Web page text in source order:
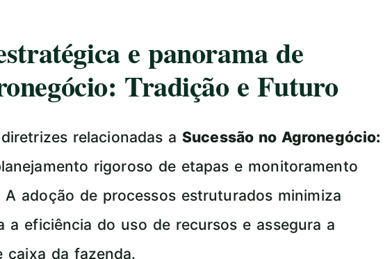
e panorama de
Tradição e Futuro
relacionadas aSucessão no Agronegócio:
rigoroso de etapas e monitoramento
adoção de processos estruturados minimiza
a eficiência do uso de recursos e assegura a
caixa da fazenda.